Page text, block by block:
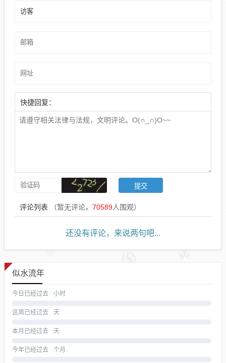
快捷回复：
评论列表 （暂无评论， 70589人围观）
还没有评论，来说两句吧...
似水流年
今日已经过去 小时
这周已经过去 天
本月已经过去 天
今年已经过去 个月